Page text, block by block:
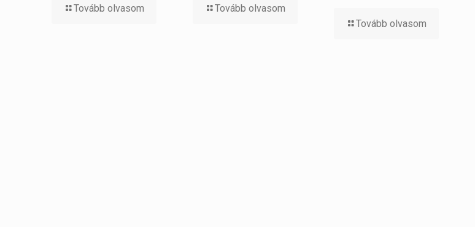
Tovább olvasom Tovább olvasom
Tovább olvasom